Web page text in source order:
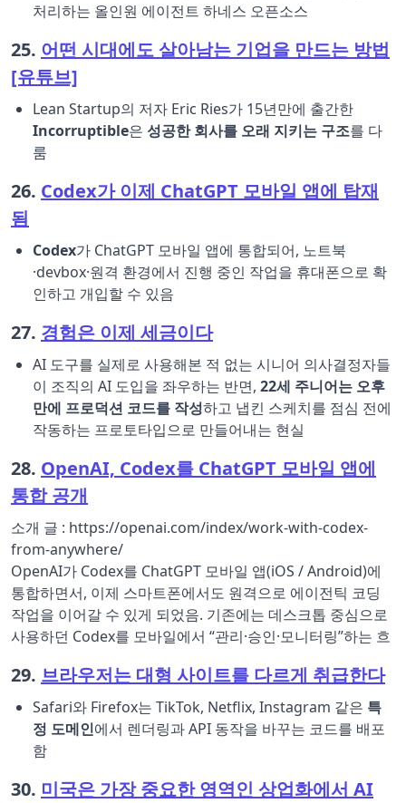
처리하는 올인원 에이전트 하네스 오픈소스
25. 어떤 시대에도 살아남는 기업을 만드는 방법
[유튜브]
Lean Startup의 저자 Eric Ries가 15년만에 출간한
Incorruptible은 성공한 회사를 오래 지키는 구조를 다
룸
26. Codex가 이제 ChatGPT 모바일 앱에 탑재
됨
Codex가 ChatGPT 모바일 앱에 통합되어, 노트북
·devbox·원격 환경에서 진행 중인 작업을 휴대폰으로 확
인하고 개입할 수 있음
27. 경험은 이제 세금이다
AI 도구를 실제로 사용해본 적 없는 시니어 의사결정자들
이 조직의 AI 도입을 좌우하는 반면, 22세 주니어는 오후
만에 프로덕션 코드를 작성하고 냅킨 스케치를 점심 전에
작동하는 프로토타입으로 만들어내는 현실
28. OpenAI, Codex를 ChatGPT 모바일 앱에
통합 공개
소개 글 : https://openai.com/index/work-with-codex-
from-anywhere/
OpenAI가 Codex를 ChatGPT 모바일 앱(iOS / Android)에
통합하면서, 이제 스마트폰에서도 원격으로 에이전틱 코딩
작업을 이어갈 수 있게 되었음. 기존에는 데스크톱 중심으로
사용하던 Codex를 모바일에서 “관리·승인·모니터링”하는 흐
29. 브라우저는 대형 사이트를 다르게 취급한다
Safari와 Firefox는 TikTok, Netflix, Instagram 같은 특
정 도메인에서 렌더링과 API 동작을 바꾸는 코드를 배포
함
30. 미국은 가장 중요한 영역인 상업화에서 AI